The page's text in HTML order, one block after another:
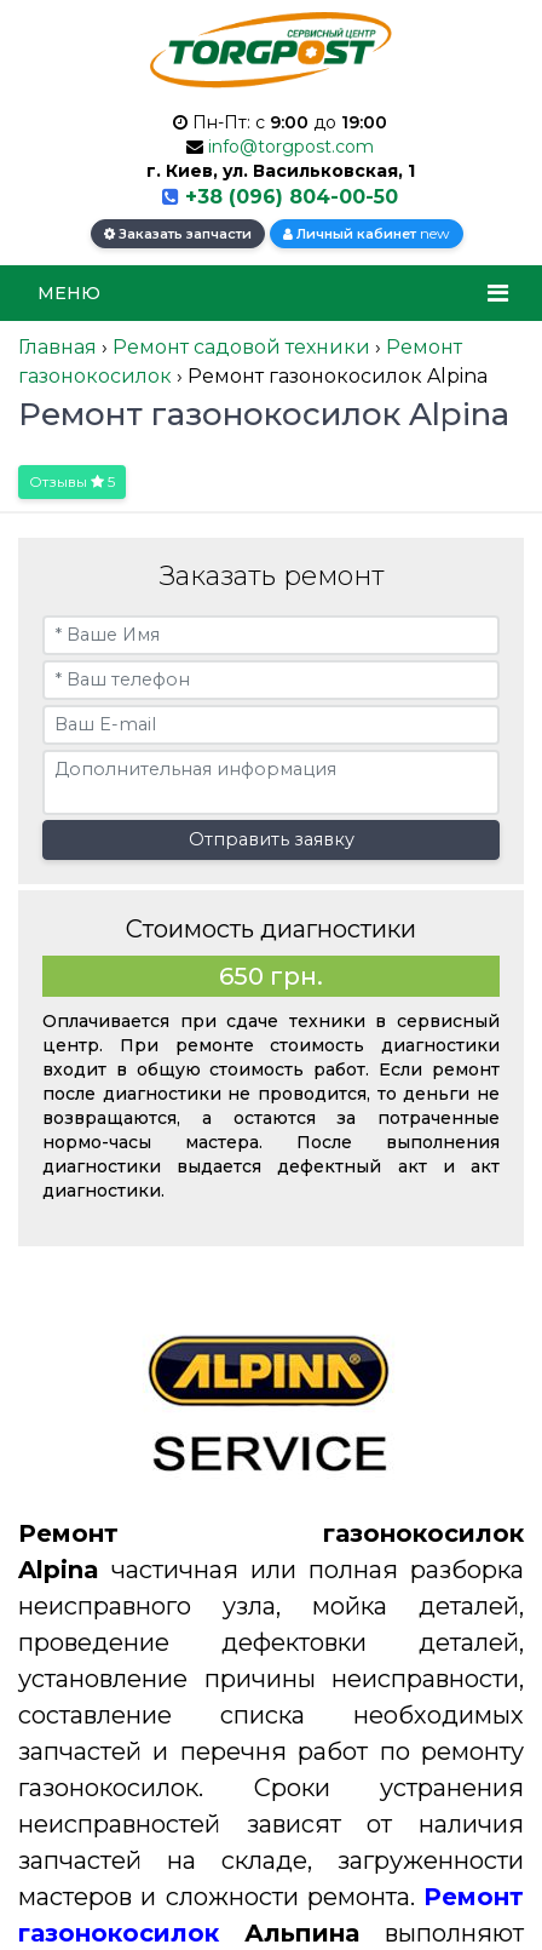
Пн-Пт: с 9:00 до 19:00
info@torgpost.com
г. Киев, ул. Васильковская, 1
+38 (096) 804-00-50
Заказать запчасти Личный кабинет new
МЕНЮ
Главная › Ремонт садовой техники › Ремонт
газонокосилок › Ремонт газонокосилок Alpina
Ремонт газонокосилок Alpina
Отзывы 5
Ремонт газонокосилок
Alpina частичная или полная разборка
неисправного узла, мойка деталей,
проведение дефектовки деталей,
установление причины неисправности,
составление списка необходимых
запчастей и перечня работ по ремонту
газонокосилок. Сроки устранения
неисправностей зависят от наличия
запчастей на складе, загруженности
мастеров и сложности ремонта. Ремонт
газонокосилок
Альпина выполняют
Заказать ремонт
Отправить заявку
Стоимость диагностики
650 грн.
Оплачивается при сдаче техники в сервисный
центр. При ремонте стоимость диагностики
входит в общую стоимость работ. Если ремонт
после диагностики не проводится, то деньги не
возвращаются, а остаются за потраченные
нормо-часы мастера. После выполнения
диагностики выдается дефектный акт и акт
диагностики.